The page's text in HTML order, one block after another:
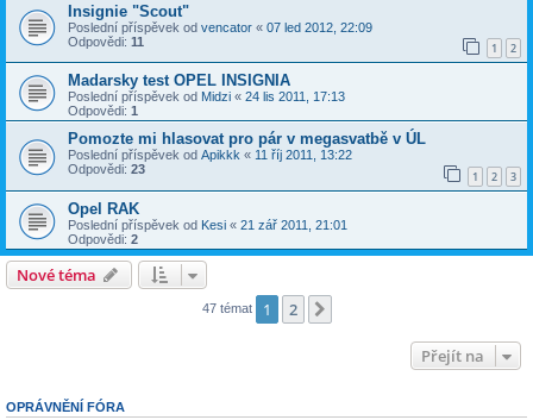
Insignie "Scout"
Poslední příspěvek od vencator « 07 led 2012, 22:09
Odpovědi: 11 1 2
Madarsky test OPEL INSIGNIA
Poslední příspěvek od Midzi « 24 lis 2011, 17:13
Odpovědi: 1
Pomozte mi hlasovat pro pár v megasvatbě v ÚL
Poslední příspěvek od Apikkk « 11 říj 2011, 13:22
Odpovědi: 23 1 2 3
Opel RAK
Poslední příspěvek od Kesi « 21 zář 2011, 21:01
Odpovědi: 2
Nové téma
47 témat 1 2
Přejít na
OPRÁVNĚNÍ FÓRA